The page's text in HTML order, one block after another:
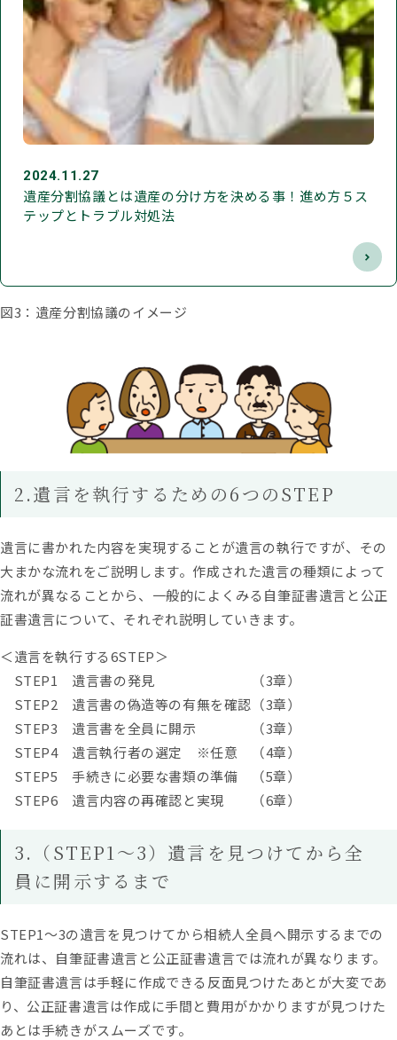
2024.11.27
遺産分割協議とは遺産の分け方を決める事！進め方５ス
テップとトラブル対処法
図3：遺産分割協議のイメージ
2.遺言を執行するための6つのSTEP
遺言に書かれた内容を実現することが遺言の執行ですが、その
大まかな流れをご説明します。作成された遺言の種類によって
流れが異なることから、一般的によくみる自筆証書遺言と公正
証書遺言について、それぞれ説明していきます。
＜遺言を執行する6STEP＞
STEP1 遺言書の発見 （3章）
STEP2 遺言書の偽造等の有無を確認（3章）
STEP3 遺言書を全員に開示 （3章）
STEP4 遺言執行者の選定 ※任意 （4章）
STEP5 手続きに必要な書類の準備 （5章）
STEP6 遺言内容の再確認と実現 （6章）
3.（STEP1～3）遺言を見つけてから全
員に開示するまで
STEP1～3の遺言を見つけてから相続人全員へ開示するまでの
流れは、自筆証書遺言と公正証書遺言では流れが異なります。
自筆証書遺言は手軽に作成できる反面見つけたあとが大変であ
り、公正証書遺言は作成に手間と費用がかかりますが見つけた
あとは手続きがスムーズです。